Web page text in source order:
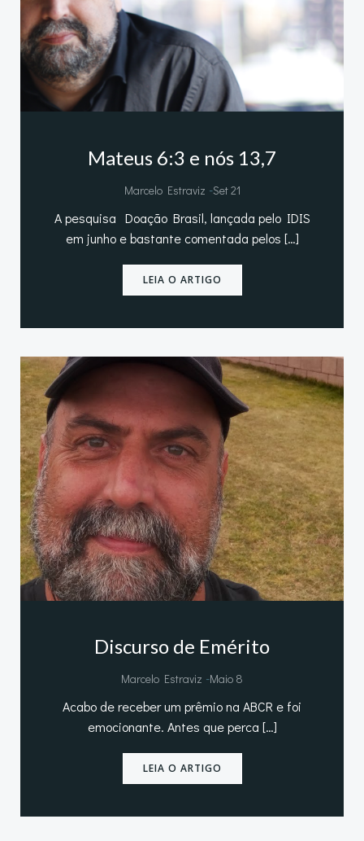
Mateus 6:3 e nós 13,7
Marcelo Estraviz -Set 21
A pesquisa Doação Brasil, lançada pelo IDIS
em junho e bastante comentada pelos […]
LEIA O ARTIGO
Discurso de Emérito
Marcelo Estraviz -Maio 8
Acabo de receber um prêmio na ABCR e foi
emocionante. Antes que perca […]
LEIA O ARTIGO